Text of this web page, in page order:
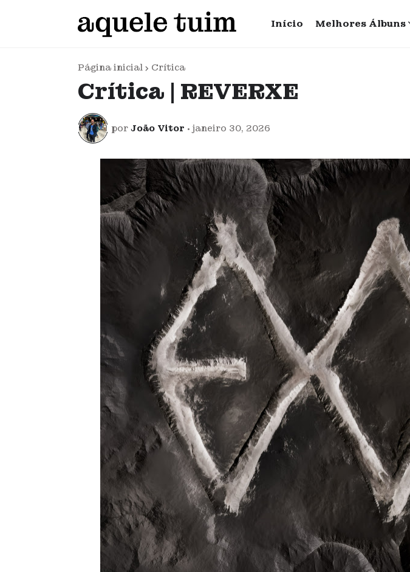
Início Melhores Álbuns
Página inicial Crítica
Crítica | REVERXE
por João Vitor • janeiro 30, 2026